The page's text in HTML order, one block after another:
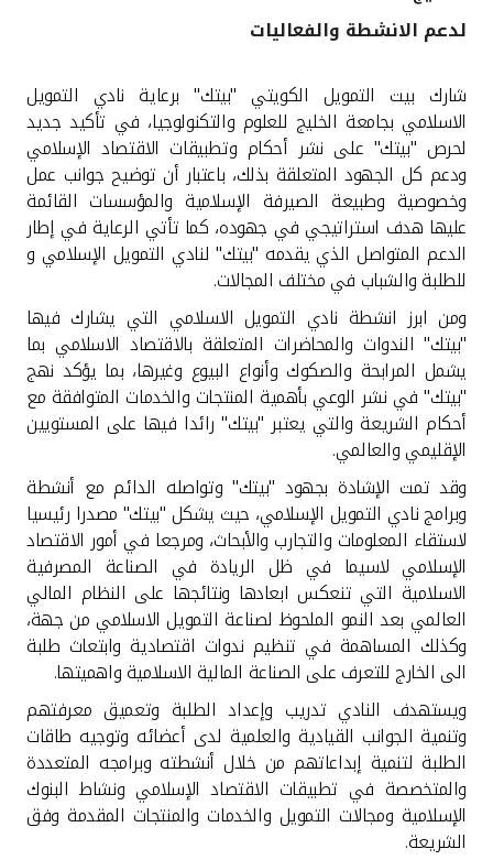
القنوات المصرفية
أدوات وخدمات
خدمات ما بعد البيع
اتصل بنا
مواقع الفروع وأجهزة الصرف الآلي
ألمانيا
ماليزيا
تركيا
مصر
المملكة المتحدة
مملكة البحرين
لدعم الانشطة والفعاليات
شارك بيت التمويل الكويتي "بيتك" برعاية نادي التمويل
الاسلامي بجامعة الخليج للعلوم والتكنولوجيا، في تأكيد جديد
لحرص "بيتك" على نشر أحكام وتطبيقات الاقتصاد الإسلامي
ودعم كل الجهود المتعلقة بذلك، باعتبار أن توضيح جوانب عمل
وخصوصية وطبيعة الصيرفة الإسلامية والمؤسسات القائمة
عليها هدف استراتيجي في جهوده، كما تأتي الرعاية في إطار
الدعم المتواصل الذي يقدمه "بيتك" لنادي التمويل الإسلامي و
للطلبة والشباب في مختلف المجالات.
ومن ابرز انشطة نادي التمويل الاسلامي التي يشارك فيها
"بيتك" الندوات والمحاضرات المتعلقة بالاقتصاد الاسلامي بما
يشمل المرابحة والصكوك وأنواع البيوع وغيرها، بما يؤكد نهج
"بيتك" في نشر الوعي بأهمية المنتجات والخدمات المتوافقة مع
أحكام الشريعة والتي يعتبر "بيتك" رائدا فيها على المستويين
الإقليمي والعالمي.
وقد تمت الإشادة بجهود "بيتك" وتواصله الدائم مع أنشطة
وبرامج نادي التمويل الإسلامي، حيث يشكل "بيتك" مصدرا رئيسيا
لاستقاء المعلومات والتجارب والأبحاث، ومرجعا في أمور الاقتصاد
الإسلامي لاسيما في ظل الريادة في الصناعة المصرفية
الاسلامية التي تنعكس ابعادها ونتائجها على النظام المالي
العالمي بعد النمو الملحوظ لصناعة التمويل الاسلامي من جهة،
وكذلك المساهمة في تنظيم ندوات اقتصادية وابتعاث طلبة
الى الخارج للتعرف على الصناعة المالية الاسلامية واهميتها.
ويستهدف النادي تدريب وإعداد الطلبة وتعميق معرفتهم
وتنمية الجوانب القيادية والعلمية لدى أعضائه وتوجيه طاقات
الطلبة لتنمية إبداعاتهم من خلال أنشطته وبرامجه المتعددة
والمتخصصة في تطبيقات الاقتصاد الإسلامي ونشاط البنوك
الإسلامية ومجالات التمويل والخدمات والمنتجات المقدمة وفق
الشريعة.